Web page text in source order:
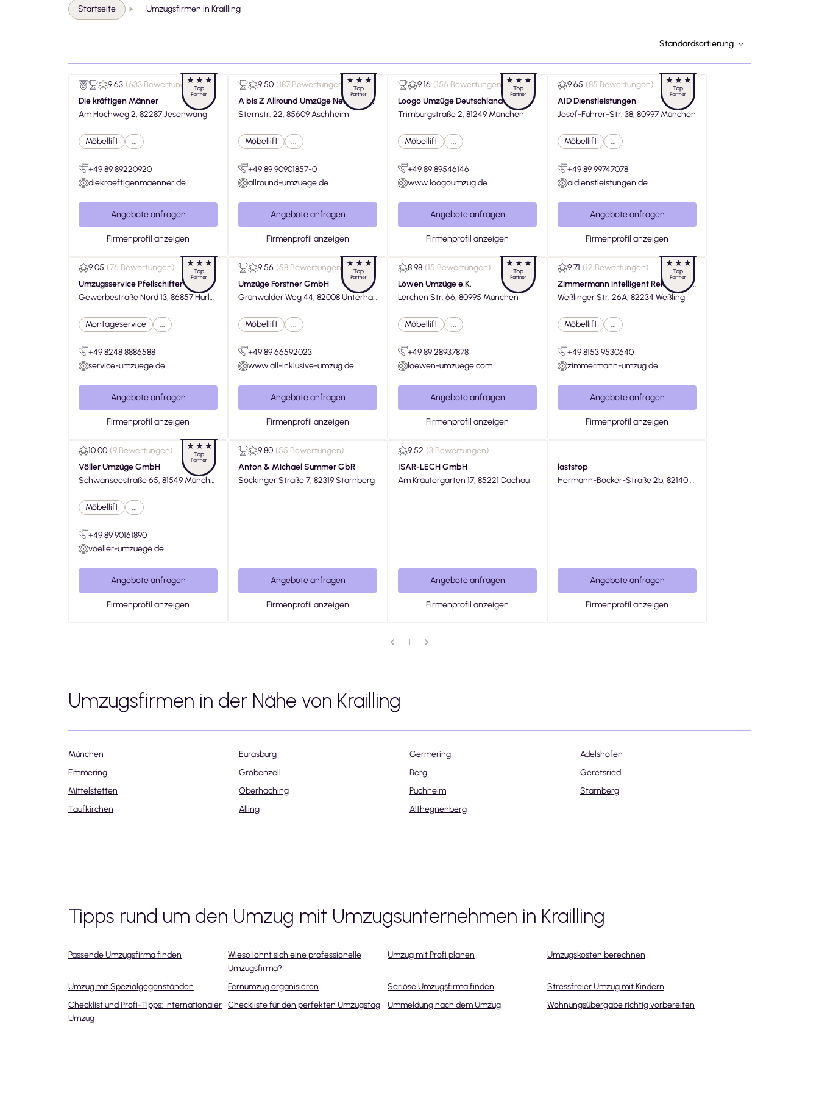
Startseite Umzugsfirmen in Krailling
Standardsortierung
9.63 (633 Bewertungen)
Die kräftigen Männer
Am Hochweg 2, 82287 Jesenwang
Möbellift ...
+49 89 89220920
diekraeftigenmaenner.de
Angebote anfragen
Firmenprofil anzeigen
9.50 (187 Bewertungen
A bis Z Allround Umzüge Neumaier
GmbH
Sternstr. 22, 85609 Aschheim
Möbellift ...
+49 89 90901857-0
allround-umzuege.de
Angebote anfragen
Firmenprofil anzeigen
9.16 (156 Bewertungen
Loogo Umzüge Deutschland
Trimburgstraße 2, 81249 München
Möbellift ...
+49 89 89546146
www.loogoumzug.de
Angebote anfragen
Firmenprofil anzeigen
9.65 (85 Bewertungen)
AID Dienstleistungen
Josef-Führer-Str. 38, 80997 München
Möbellift ...
+49 89 99747078
aidienstleistungen.de
Angebote anfragen
Firmenprofil anzeigen
9.05 (76 Bewertungen)
Umzugsservice Pfeilschifter
Gewerbestraße Nord 13, 86857 Hurla
Montageservice
...
+49 8248 8886588
service-umzuege.de
Angebote anfragen
Firmenprofil anzeigen
9.56 (58 Bewertungen
Umzüge Forstner GmbH
Grünwalder Weg 44, 82008 Unterhac
Möbellift
...
+49 89 66592023
www.all-inklusive-umzug.de
Angebote anfragen
Firmenprofil anzeigen
8.98 (15 Bewertungen)
Löwen Umzüge e.K.
Lerchen Str. 66, 80995 München
Möbellift ...
+49 89 28937878
loewen-umzuege.com
Angebote anfragen
Firmenprofil anzeigen
9.71 (12 Bewertungen)
Zimmermann intelligent Relocations
e.K.
Weßlinger Str. 26A, 82234 Weßling
Möbellift ...
+49 8153 9530640
zimmermann-umzug.de
Angebote anfragen
Firmenprofil anzeigen
10.00 (9 Bewertungen)
Völler Umzüge GmbH
Schwanseestraße 65, 81549 Münche
Möbellift
...
+49 89 90161890
voeller-umzuege.de
Angebote anfragen
Firmenprofil anzeigen
9.80 (55 Bewertungen)
Anton & Michael Summer GbR
Söckinger Straße 7, 82319 Starnberg
Angebote anfragen
Firmenprofil anzeigen
9.52 (3 Bewertungen)
ISAR-LECH GmbH
Am Kräutergarten 17, 85221 Dachau
Angebote anfragen
Firmenprofil anzeigen
laststop
Hermann-Böcker-Straße 2b, 82140 O
Angebote anfragen
Firmenprofil anzeigen
1
Umzugsfirmen in der Nähe von Krailling
München Eurasburg Germering
Adelshofen
Emmering
Gröbenzell Berg
Geretsried
Mittelstetten
Oberhaching Puchheim
Starnberg
Taufkirchen
Alling Althegnenberg
Tipps rund um den Umzug mit Umzugsunternehmen in Krailling
Passende Umzugsfirma finden
Wieso lohnt sich eine professionelle
Umzugsfirma?
Umzug mit Profi planen Umzugskosten berechnen
Umzug mit Spezialgegenständen Fernumzug organisieren Seriöse Umzugsfirma finden
Stressfreier Umzug mit Kindern
Checklist und Profi-Tipps: Internationaler
Umzug
Checkliste für den perfekten Umzugstag Ummeldung nach dem Umzug Wohnungsübergabe richtig vorbereiten